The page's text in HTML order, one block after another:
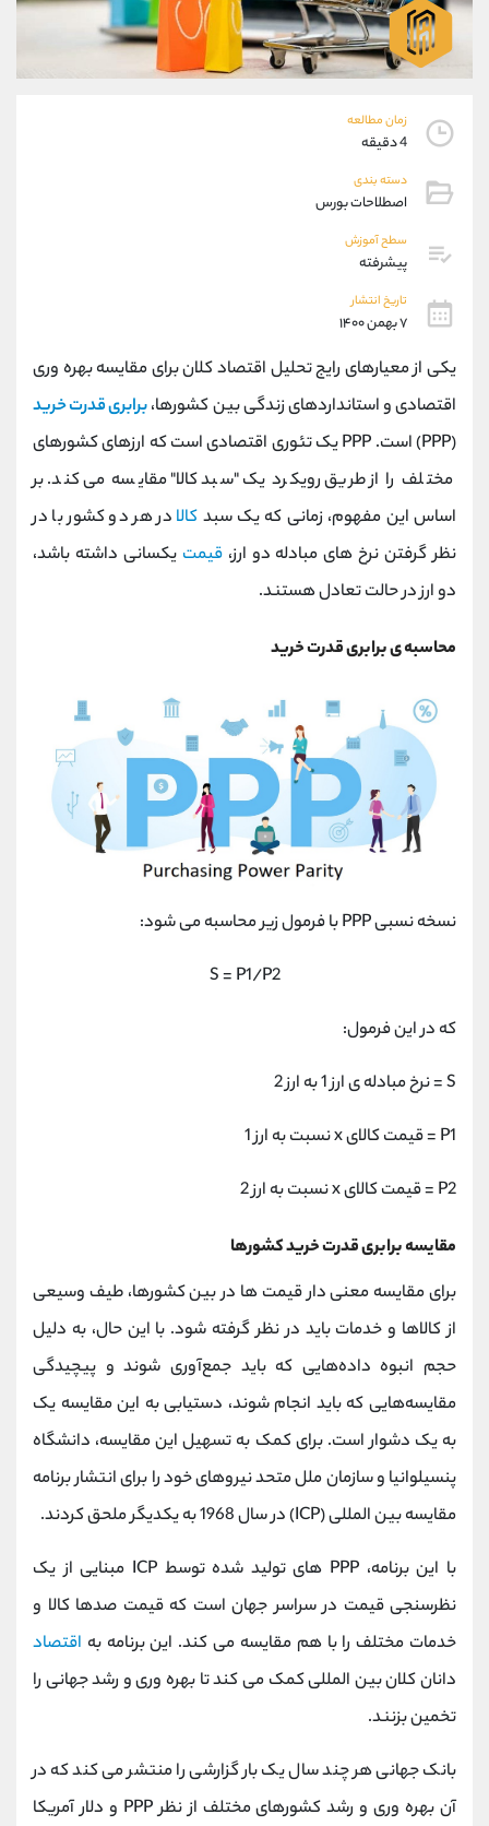
زمان مطالعه
4 دقیقه
دسته بندی
اصطلاحات بورس
سطح آموزش
پیشرفته
تاریخ انتشار
۷ بهمن ۱۴۰۰
یکی از معیارهای رایج تحلیل اقتصاد کلان برای مقایسه بهره وری
اقتصادی و استانداردهای زندگی بین کشورها،برابری قدرت خرید
(PPP) است. PPP یک تئوری اقتصادی است که ارزهای کشورهای
مختلف را از طریق رویکرد یک "سبد کالا" مقایسه می کند. بر
اساس این مفهوم، زمانی که یک سبد کالا در هر دو کشور با در
نظر گرفتن نرخ های مبادله دو ارز،قیمت یکسانی داشته باشد،
دو ارز در حالت تعادل هستند.
محاسبه ی برابری قدرت خرید
نسخه نسبی PPP با فرمول زیر محاسبه می شود:
S = P1/P2
که در این فرمول:
S = نرخ مبادله ی ارز 1 به ارز 2
P1 = قیمت کالای x نسبت به ارز 1
P2 = قیمت کالای x نسبت به ارز 2
مقایسه برابری قدرت خرید کشورها
برای مقایسه معنی دار قیمت ها در بین کشورها، طیف وسیعی
از کالاها و خدمات باید در نظر گرفته شود. با این حال، به دلیل
حجم انبوه داده‌هایی که باید جمع‌آوری شوند و پیچیدگی
مقایسه‌هایی که باید انجام شوند، دستیابی به این مقایسه یک
به یک دشوار است. برای کمک به تسهیل این مقایسه، دانشگاه
پنسیلوانیا و سازمان ملل متحد نیروهای خود را برای انتشار برنامه
مقایسه بین المللی (ICP) در سال 1968 به یکدیگر ملحق کردند.
با این برنامه، PPP های تولید شده توسط ICP مبنایی از یک
نظرسنجی قیمت در سراسر جهان است که قیمت صدها کالا و
خدمات مختلف را با هم مقایسه می کند. این برنامه به اقتصاد
دانان کلان بین المللی کمک می کند تا بهره وری و رشد جهانی را
تخمین بزنند.
بانک جهانی هر چند سال یک بار گزارشی را منتشر می کند که در
آن بهره وری و رشد کشورهای مختلف از نظر PPP و دلار آمریکا
09194198792
واتساپ شروع گفتگو
تلگرام @Armteam_admin_33
پشتیبان فروش
موبایل
واتساپ
داخلی
اطلاعات تماس (دفتر فروش)
تلفن 021-22021030
بدون پیش شماره 90001030
اینستاگرام @alireza.mehrabii
کانال تلگرام @alirezamehrabi_com